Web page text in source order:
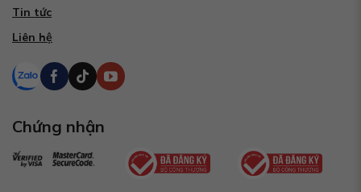
Tin tức
Liên hệ
Chứng nhận